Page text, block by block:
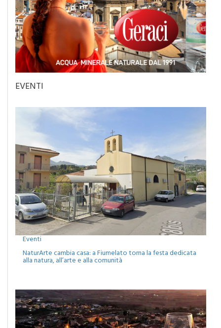
EVENTI
Eventi
NaturArte cambia casa: a Fiumelato torna la festa dedicata
alla natura, all’arte e alla comunità